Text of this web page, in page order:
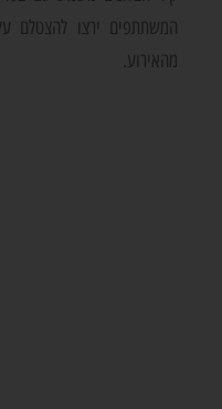
המשתתפים ירצו להצטלם
מהאירוע.